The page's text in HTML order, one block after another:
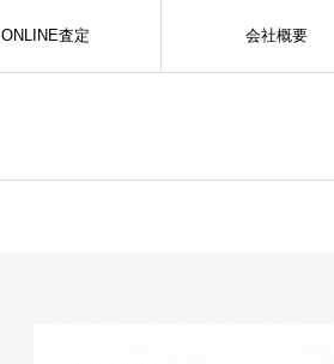
ONLINE査定 会社概要